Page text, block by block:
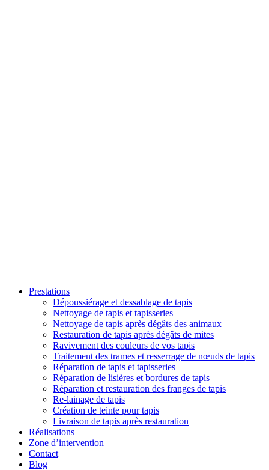
Prestations
Dépoussiérage et dessablage de tapis
Nettoyage de tapis et tapisseries
Nettoyage de tapis après dégâts des animaux
Restauration de tapis après dégâts de mites
Ravivement des couleurs de vos tapis
Traitement des trames et resserrage de nœuds de tapis
Réparation de tapis et tapisseries
Réparation de lisières et bordures de tapis
Réparation et restauration des franges de tapis
Re-lainage de tapis
Création de teinte pour tapis
Livraison de tapis après restauration
Réalisations
Zone d’intervention
Contact
Blog